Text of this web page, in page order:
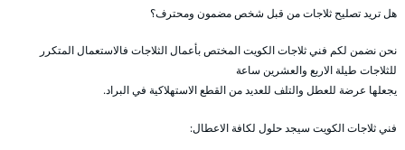
هل تريد تصليح ثلاجات من قبل شخص مضمون ومحترف؟
نحن نضمن لكم فني ثلاجات الكويت المختص بأعمال الثلاجات فالاستعمال المتكرر
للثلاجات طيلة الاربع والعشرين ساعة
يجعلها عرضة للعطل والتلف للعديد من القطع الاستهلاكية في البراد.
فني ثلاجات الكويت سيجد حلول لكافة الاعطال: